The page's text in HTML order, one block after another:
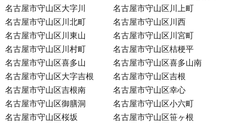
名古屋市守山区大字川
名古屋市守山区川上町
名古屋市守山区川北町
名古屋市守山区川西
名古屋市守山区川東山
名古屋市守山区川宮町
名古屋市守山区川村町
名古屋市守山区桔梗平
名古屋市守山区喜多山
名古屋市守山区喜多山南
名古屋市守山区大字吉根
名古屋市守山区吉根
名古屋市守山区吉根南
名古屋市守山区幸心
名古屋市守山区御膳洞
名古屋市守山区小六町
名古屋市守山区桜坂
名古屋市守山区笹ヶ根